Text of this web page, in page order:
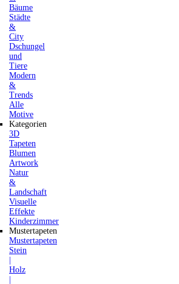
Bäume
Städte
&
City
Dschungel
und
Tiere
Modern
&
Trends
Alle
Motive
Kategorien
3D
Tapeten
Blumen
Artwork
Natur
&
Landschaft
Visuelle
Effekte
Kinderzimmer
Mustertapeten
Mustertapeten
Stein
Holz